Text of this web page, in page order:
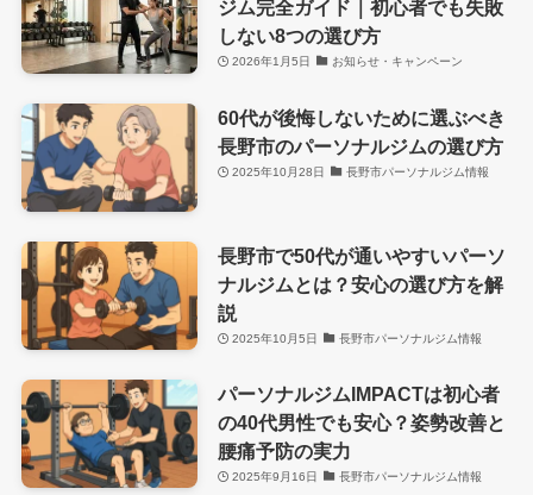
ジム完全ガイド｜初心者でも失敗
しない8つの選び方
2026年1月5日 お知らせ・キャンペーン
60代が後悔しないために選ぶべき
長野市のパーソナルジムの選び方
2025年10月28日 長野市パーソナルジム情報
長野市で50代が通いやすいパーソ
ナルジムとは？安心の選び方を解
説
2025年10月5日 長野市パーソナルジム情報
パーソナルジムIMPACTは初心者
の40代男性でも安心？姿勢改善と
腰痛予防の実力
2025年9月16日 長野市パーソナルジム情報